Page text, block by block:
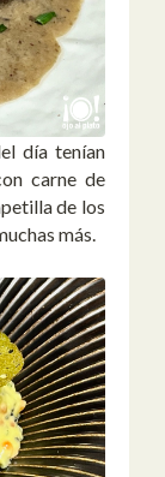
día tenían
carne de
de los
más.